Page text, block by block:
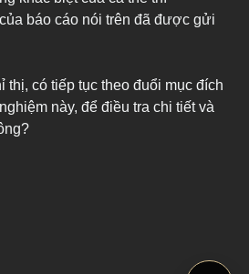
báo cáo nói trên đã được gửi
thị, có tiếp tục theo đuổi mục đích
này, để điều tra chi tiết và